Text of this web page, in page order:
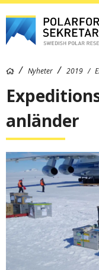
Nyheter 2019
anländer